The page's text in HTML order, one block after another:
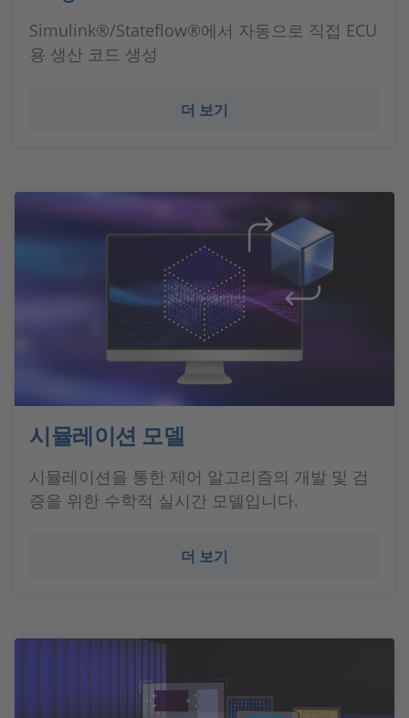
Simulink®/Stateflow®에서 자동으로 직접 ECU
용 생산 코드 생성
더 보기
시뮬레이션 모델
시뮬레이션을 통한 제어 알고리즘의 개발 및 검
증을 위한 수학적 실시간 모델입니다.
더 보기